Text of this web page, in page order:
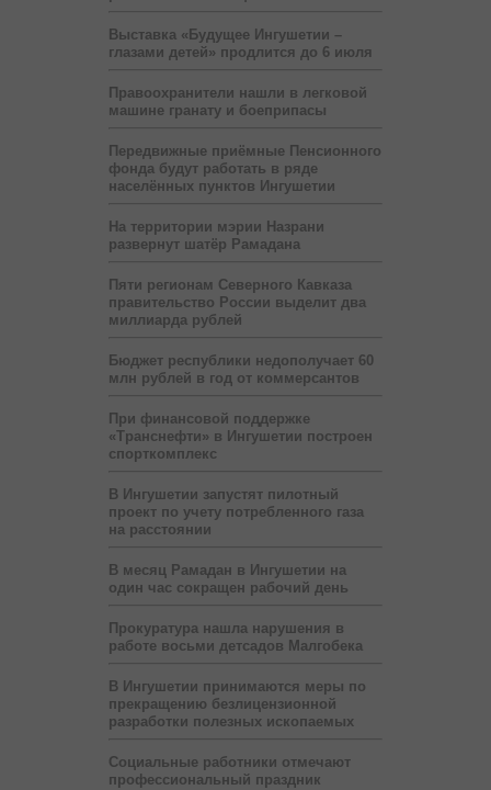
Выставка «Будущее Ингушетии –
глазами детей» продлится до 6 июля
Правоохранители нашли в легковой
машине гранату и боеприпасы
Передвижные приёмные Пенсионного
фонда будут работать в ряде
населённых пунктов Ингушетии
На территории мэрии Назрани
развернут шатёр Рамадана
Пяти регионам Северного Кавказа
правительство России выделит два
миллиарда рублей
Бюджет республики недополучает 60
млн рублей в год от коммерсантов
При финансовой поддержке
«Транснефти» в Ингушетии построен
спорткомплекс
В Ингушетии запустят пилотный
проект по учету потребленного газа
на расстоянии
В месяц Рамадан в Ингушетии на
один час сокращен рабочий день
Прокуратура нашла нарушения в
работе восьми детсадов Малгобека
В Ингушетии принимаются меры по
прекращению безлицензионной
разработки полезных ископаемых
Социальные работники отмечают
профессиональный праздник